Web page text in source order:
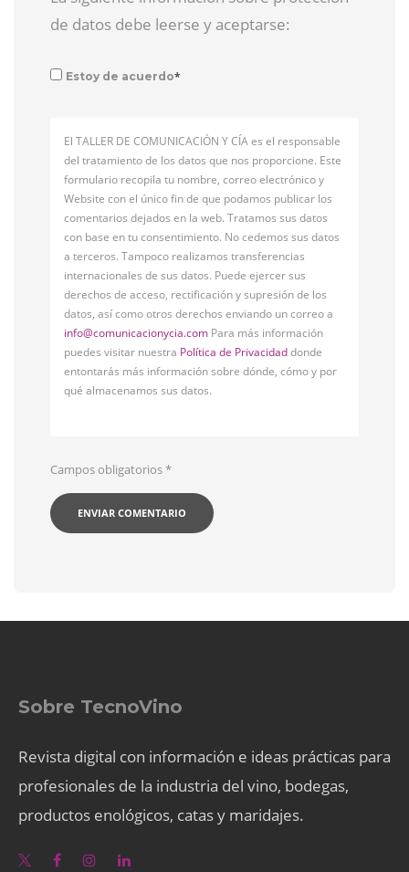
de datos debe leerse y aceptarse:
Estoy de acuerdo*
El TALLER DE COMUNICACIÓN Y CÍA es el responsable
del tratamiento de los datos que nos proporcione. Este
formulario recopila tu nombre, correo electrónico y
Website con el único fin de que podamos publicar los
comentarios dejados en la web. Tratamos sus datos
con base en tu consentimiento. No cedemos sus datos
a terceros. Tampoco realizamos transferencias
internacionales de sus datos. Puede ejercer sus
derechos de acceso, rectificación y supresión de los
datos, así como otros derechos enviando un correo a
info@comunicacionycia.com Para más información
puedes visitar nuestra Política de Privacidaddonde
entontarás más información sobre dónde, cómo y por
qué almacenamos sus datos.
Campos obligatorios*
Sobre TecnoVino
Revista digital con información e ideas prácticas para
profesionales de la industria del vino, bodegas,
productos enológicos, catas y maridajes.